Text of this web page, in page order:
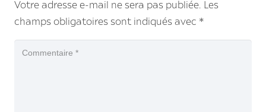
Votre adresse e-mail ne sera pas publiée. Les
champs obligatoires sont indiqués avec *